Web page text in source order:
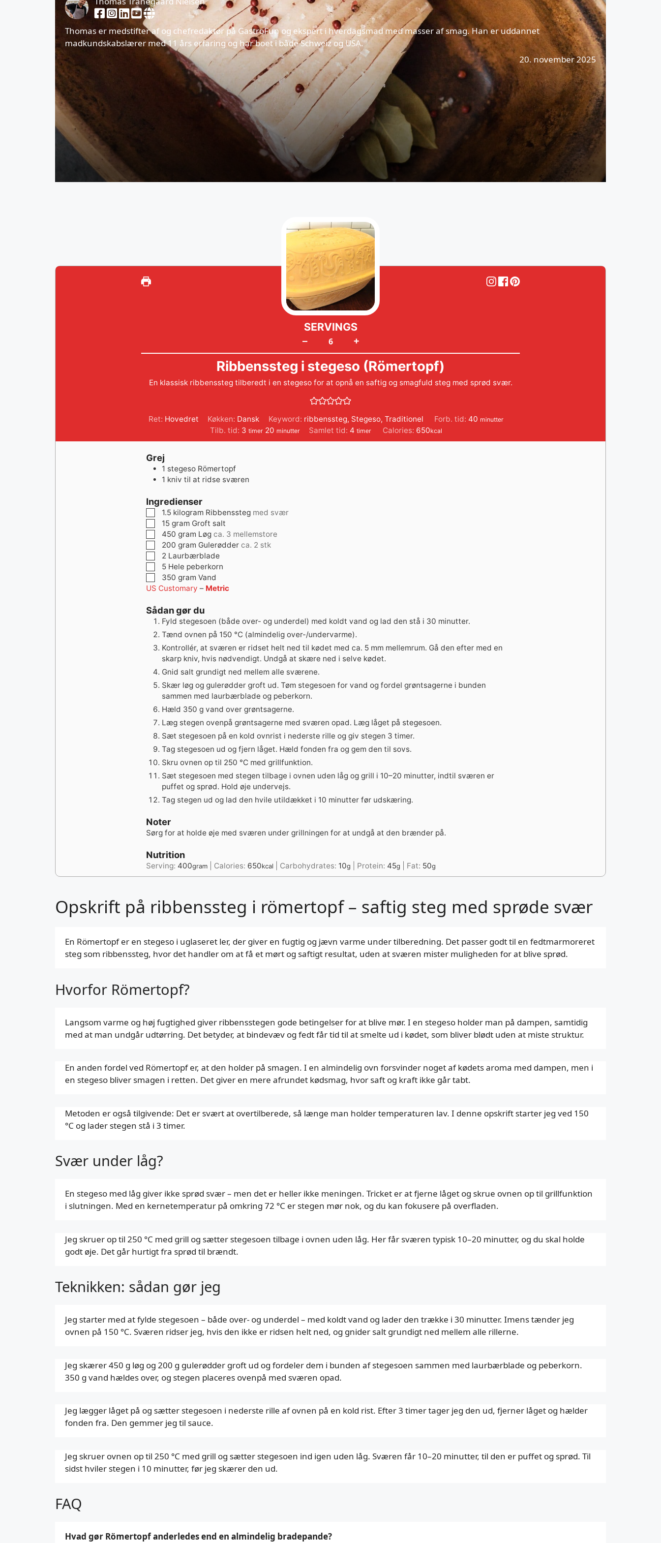
Thomas er medstifter af og chefredaktør på GastroFun og ekspert i hverdagsmad med masser af smag. Han er uddannet
madkundskabslærer med 11 års erfaring og har boet i både Schweiz og USA.
20. november 2025
Opskrift på ribbenssteg i römertopf – saftig steg med sprøde svær
En Römertopf er en stegeso i uglaseret ler, der giver en fugtig og jævn varme under tilberedning. Det passer godt til en fedtmarmoreret
steg som ribbenssteg, hvor det handler om at få et mørt og saftigt resultat, uden at sværen mister muligheden for at blive sprød.
Hvorfor Römertopf?
Langsom varme og høj fugtighed giver ribbensstegen gode betingelser for at blive mør. I en stegeso holder man på dampen, samtidig
med at man undgår udtørring. Det betyder, at bindevæv og fedt får tid til at smelte ud i kødet, som bliver blødt uden at miste struktur.
En anden fordel ved Römertopf er, at den holder på smagen. I en almindelig ovn forsvinder noget af kødets aroma med dampen, men i
en stegeso bliver smagen i retten. Det giver en mere afrundet kødsmag, hvor saft og kraft ikke går tabt.
Metoden er også tilgivende: Det er svært at overtilberede, så længe man holder temperaturen lav. I denne opskrift starter jeg ved 150
°C og lader stegen stå i 3 timer.
Svær under låg?
En stegeso med låg giver ikke sprød svær – men det er heller ikke meningen. Tricket er at fjerne låget og skrue ovnen op til grillfunktion
i slutningen. Med en kernetemperatur på omkring 72 °C er stegen mør nok, og du kan fokusere på overfladen.
Jeg skruer op til 250 °C med grill og sætter stegesoen tilbage i ovnen uden låg. Her får sværen typisk 10–20 minutter, og du skal holde
godt øje. Det går hurtigt fra sprød til brændt.
Teknikken: sådan gør jeg
Jeg starter med at fylde stegesoen – både over- og underdel – med koldt vand og lader den trække i 30 minutter. Imens tænder jeg
ovnen på 150 °C. Sværen ridser jeg, hvis den ikke er ridsen helt ned, og gnider salt grundigt ned mellem alle rillerne.
Jeg skærer 450 g løg og 200 g gulerødder groft ud og fordeler dem i bunden af stegesoen sammen med laurbærblade og peberkorn.
350 g vand hældes over, og stegen placeres ovenpå med sværen opad.
Jeg lægger låget på og sætter stegesoen i nederste rille af ovnen på en kold rist. Efter 3 timer tager jeg den ud, fjerner låget og hælder
fonden fra. Den gemmer jeg til sauce.
Jeg skruer ovnen op til 250 °C med grill og sætter stegesoen ind igen uden låg. Sværen får 10–20 minutter, til den er puffet og sprød. Til
sidst hviler stegen i 10 minutter, før jeg skærer den ud.
FAQ
Hvad gør Römertopf anderledes end en almindelig bradepande?
– +
SERVINGS
Ribbenssteg i stegeso (Römertopf)
En klassisk ribbenssteg tilberedt i en stegeso for at opnå en saftig og smagfuld steg med sprød svær.
Ret: Hovedret Køkken: Dansk Keyword: ribbenssteg, Stegeso, Traditionel Forb. tid: 40minutter
minutter
Tilb. tid: 3timer
timer 20minutter
minutter Samlet tid: 4 timer
timer Calories: 650kcal
Grej
1 stegeso Römertopf
1 kniv til at ridse sværen
Ingredienser
▢1.5 kilogram Ribbenssteg med svær
▢15 gram Groft salt
▢
450 gram Løg ca. 3 mellemstore
▢
200 gram Gulerødder ca. 2 stk
▢
2 Laurbærblade
▢
5 Hele peberkorn
▢
350 gram Vand
US Customary – Metric
Sådan gør du
Fyld stegesoen (både over- og underdel) med koldt vand og lad den stå i 30 minutter.
Tænd ovnen på 150 °C (almindelig over-/undervarme).
Kontrollér, at sværen er ridset helt ned til kødet med ca. 5 mm mellemrum. Gå den efter med en
skarp kniv, hvis nødvendigt. Undgå at skære ned i selve kødet.
Gnid salt grundigt ned mellem alle sværene.
Skær løg og gulerødder groft ud. Tøm stegesoen for vand og fordel grøntsagerne i bunden
sammen med laurbærblade og peberkorn.
Hæld 350 g vand over grøntsagerne.
Læg stegen ovenpå grøntsagerne med sværen opad. Læg låget på stegesoen.
Sæt stegesoen på en kold ovnrist i nederste rille og giv stegen 3 timer.
Tag stegesoen ud og fjern låget. Hæld fonden fra og gem den til sovs.
Skru ovnen op til 250 °C med grillfunktion.
Sæt stegesoen med stegen tilbage i ovnen uden låg og grill i 10–20 minutter, indtil sværen er
puffet og sprød. Hold øje undervejs.
Tag stegen ud og lad den hvile utildækket i 10 minutter før udskæring.
Noter
Sørg for at holde øje med sværen under grillningen for at undgå at den brænder på.
Nutrition
Serving: 400gram Calories: 650kcal Carbohydrates: 10g Protein: 45g Fat: 50g